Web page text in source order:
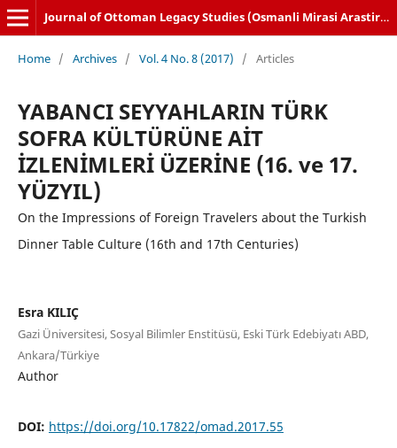
Journal of Ottoman Legacy Studies (Osmanli Mirasi Arastirmalari Dergisi)
Home / Archives / Vol. 4 No. 8 (2017) / Articles
YABANCI SEYYAHLARIN TÜRK
SOFRA KÜLTÜRÜNE AİT
İZLENİMLERİ ÜZERİNE (16. ve 17.
YÜZYIL)
On the Impressions of Foreign Travelers about the Turkish
Dinner Table Culture (16th and 17th Centuries)
Esra KILIÇ
Gazi Üniversitesi, Sosyal Bilimler Enstitüsü, Eski Türk Edebiyatı ABD,
Ankara/Türkiye
Author
DOI: https://doi.org/10.17822/omad.2017.55